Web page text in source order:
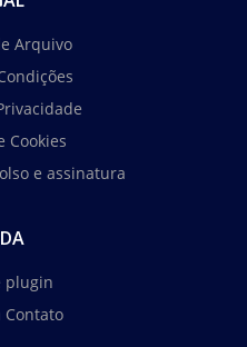
Arquivo
Cookies
e assinatura
plugin
Contato